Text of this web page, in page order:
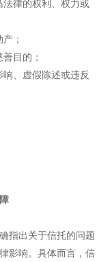
律的权利、权力或
；
目的；
、虚假陈述或违反
指出关于信托的问题
影响。具体而言，信